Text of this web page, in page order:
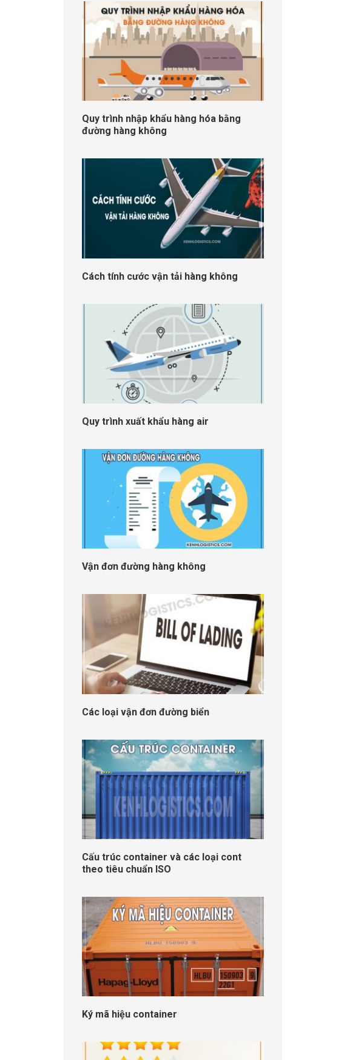
Quy trình nhập khẩu hàng hóa bằng
đường hàng không
Cách tính cước vận tải hàng không
Quy trình xuất khẩu hàng air
Vận đơn đường hàng không
Các loại vận đơn đường biển
Cấu trúc container và các loại cont
theo tiêu chuẩn ISO
Ký mã hiệu container